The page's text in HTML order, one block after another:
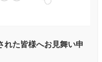
れた皆様へお見舞い申